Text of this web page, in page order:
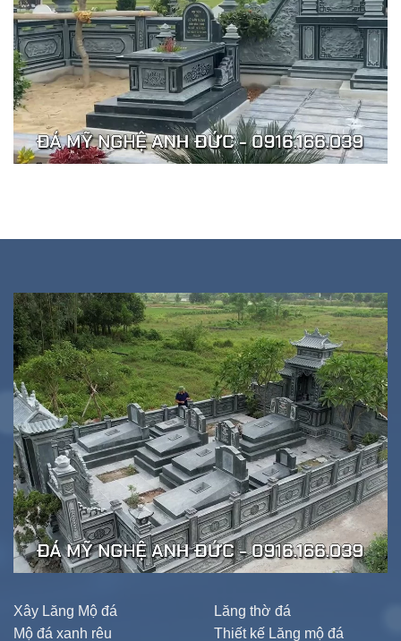
Xây Lăng Mộ đá
Mộ đá xanh rêu
Lăng thờ đá
Thiết kế Lăng mộ đá